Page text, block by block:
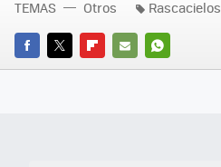
FACEBOOK
TWITTERFLIPBOARD
E-
WHATSAPP
TEMAS Otros Rascacielos